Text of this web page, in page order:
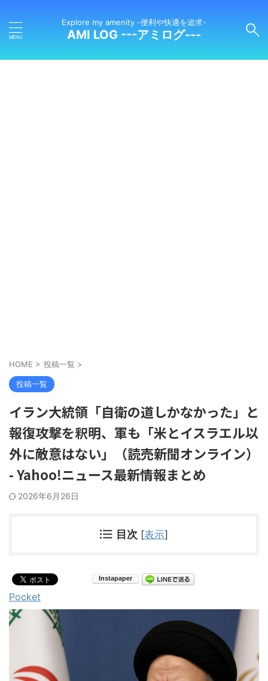
Explore my amenity -便利や快適を追求-
AMI LOG ---アミログ---
HOME > 投稿一覧 >
投稿一覧
イラン大統領「自衛の道しかなかった」と
報復攻撃を釈明、軍も「米とイスラエル以
外に敵意はない」（読売新聞オンライン）
- Yahoo!ニュース最新情報まとめ
2026年6月26日
目次 [表示]
Pocket